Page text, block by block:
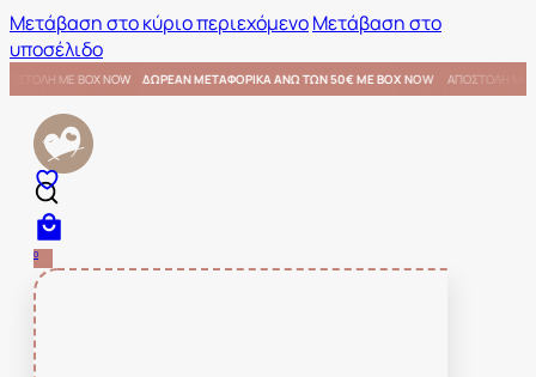
Μετάβαση στο κύριο περιεχόμενοΜετάβαση στο
υποσέλιδο
BOX NOW ΑΠΟΣΤΟΛΗ ΜΕ BOX NOW ΔΩΡΕΑΝ ΜΕΤΑΦΟΡΙΚΑ ΑΝΩ ΤΩΝ 50€ ΜΕ BOX NOW
0